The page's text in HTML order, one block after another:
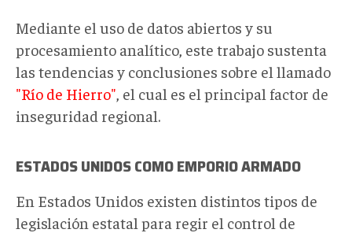
Mediante el uso de datos abiertos y su
procesamiento analítico, este trabajo sustenta
las tendencias y conclusiones sobre el llamado
"Río de Hierro" , el cual es el principal factor de
inseguridad regional.
ESTADOS UNIDOS COMO EMPORIO ARMADO
En Estados Unidos existen distintos tipos de
legislación estatal para regir el control de